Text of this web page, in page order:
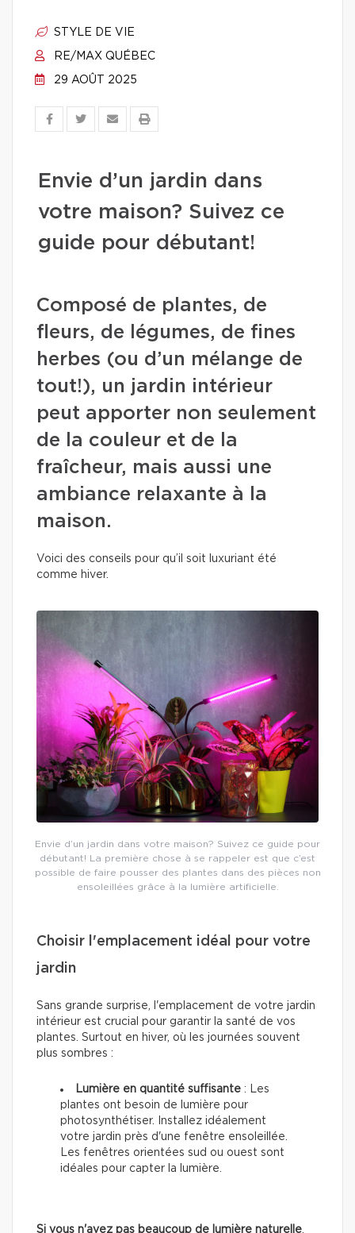
STYLE DE VIE
RE/MAX QUÉBEC
29 AOÛT 2025
Envie d’un jardin dans
votre maison? Suivez ce
guide pour débutant!
Composé de plantes, de
fleurs, de légumes, de fines
herbes (ou d’un mélange de
tout!), un jardin intérieur
peut apporter non seulement
de la couleur et de la
fraîcheur, mais aussi une
ambiance relaxante à la
maison.
Voici des conseils pour qu’il soit luxuriant été
comme hiver.
Envie d’un jardin dans votre maison? Suivez ce guide pour
débutant! La première chose à se rappeler est que c’est
possible de faire pousser des plantes dans des pièces non
ensoleillées grâce à la lumière artificielle.
Choisir l'emplacement idéal pour votre
jardin
Sans grande surprise, l'emplacement de votre jardin
intérieur est crucial pour garantir la santé de vos
plantes. Surtout en hiver, où les journées souvent
plus sombres :
Lumière en quantité suffisante : Les
plantes ont besoin de lumière pour
photosynthétiser. Installez idéalement
votre jardin près d'une fenêtre ensoleillée.
Les fenêtres orientées sud ou ouest sont
idéales pour capter la lumière.
Si vous n'avez pas beaucoup de lumière naturelle